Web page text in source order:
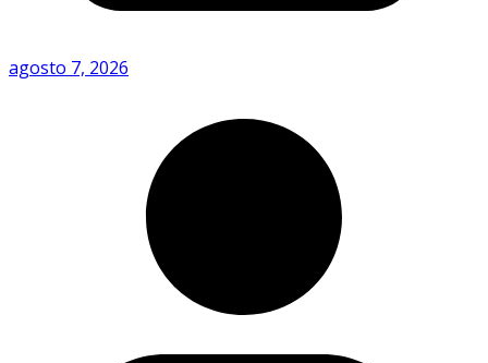
agosto 7, 2026